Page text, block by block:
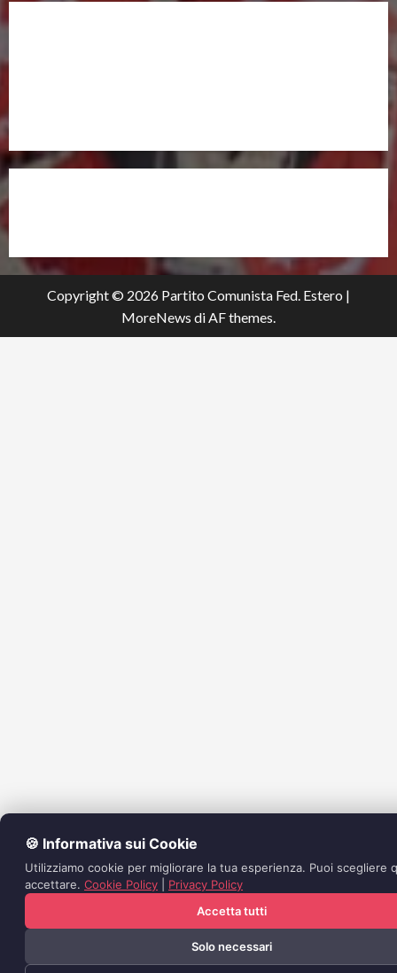
Copyright © 2026 Partito Comunista Fed. Estero |
MoreNews di AF themes.
🍪 Informativa sui Cookie
Utilizziamo cookie per migliorare la tua esperienza. Puoi scegliere
accettare. Cookie Policy
Privacy Policy
Accetta tutti
Solo necessari